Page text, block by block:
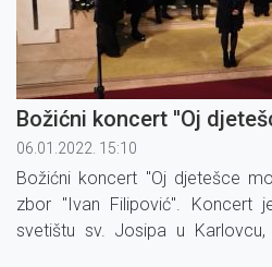
Božićni koncert ''Oj
06.01.2022. 15:10
Božićni koncert ''Oj djetešce
zbor ''Ivan Filipović''. Koncert
svetištu sv. Josipa u Karlovcu,